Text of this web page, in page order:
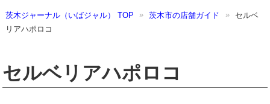
茨木ジャーナル（いばジャル） TOP 茨木市の店舗ガイド
セルベ
リアハポロコ
セルベリアハポロコ